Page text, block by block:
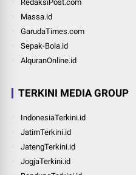
RedaksiPost.com
Massa.id
GarudaTimes.com
Sepak-Bola.id
AlquranOnline.id
TERKINI MEDIA GROUP
IndonesiaTerkini.id
JatimTerkini.id
JatengTerkini.id
JogjaTerkini.id